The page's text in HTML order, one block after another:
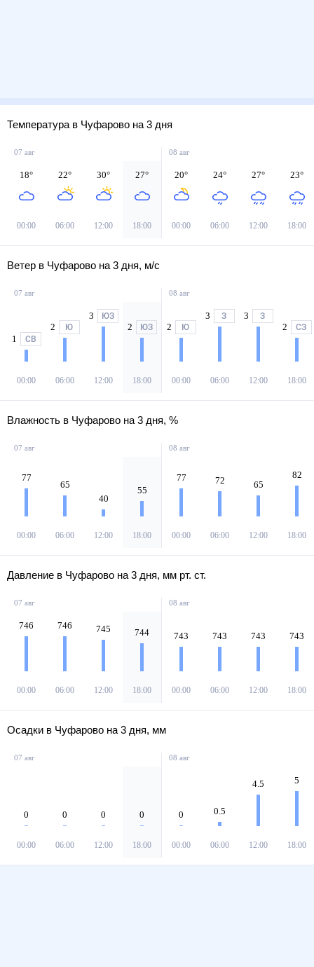
Температура в Чуфарово на 3 дня
07 авг
18°
00:00
22°
06:00
30°
12:00
27°
18:00
08 авг
20°
00:00
24°
06:00
27°
12:00
23°
18:00
Ветер в Чуфарово на 3 дня, м/с
07 авг
1 СВ
00:00
2 Ю
06:00
3 ЮЗ
12:00
2 ЮЗ
18:00
08 авг
2 Ю
00:00
3 З
06:00
3 З
12:00
2 СЗ
18:00
Влажность в Чуфарово на 3 дня, %
07 авг
77
00:00
65
06:00
40
12:00
55
18:00
08 авг
77
00:00
72
06:00
65
12:00
82
18:00
Давление в Чуфарово на 3 дня, мм рт. ст.
07 авг
746
00:00
746
06:00
745
12:00
744
18:00
08 авг
743
00:00
743
06:00
743
12:00
743
18:00
Осадки в Чуфарово на 3 дня, мм
07 авг
0
00:00
0
06:00
0
12:00
0
18:00
08 авг
0
00:00
0.5
06:00
4.5
12:00
5
18:00